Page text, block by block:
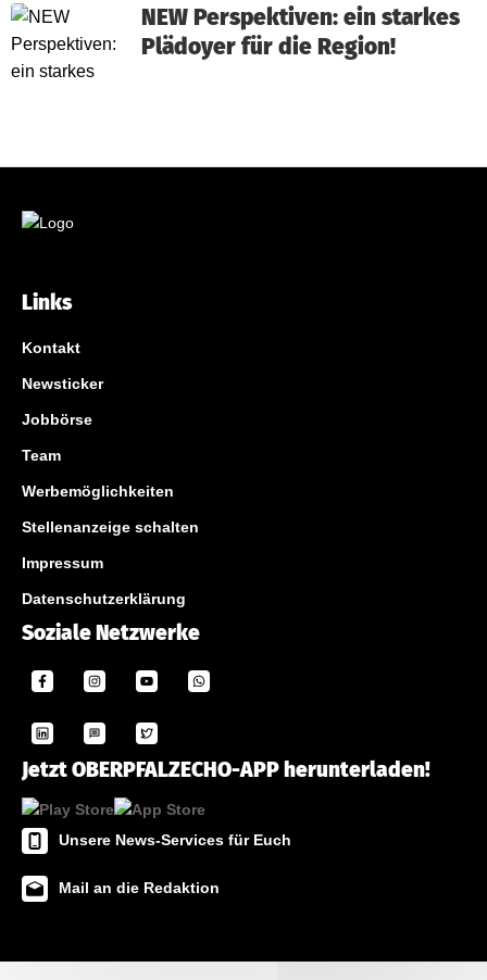
NEW Perspektiven: ein starkes
Plädoyer für die Region!
Links
Kontakt
Newsticker
Jobbörse
Team
Werbemöglichkeiten
Stellenanzeige schalten
Impressum
Datenschutzerklärung
Soziale Netzwerke
Jetzt OBERPFALZECHO-APP herunterladen!
Unsere News-Services für Euch
Mail an die Redaktion